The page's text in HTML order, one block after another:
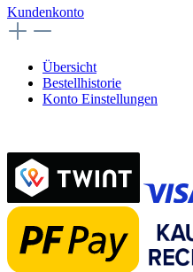
Kundenkonto
Übersicht
Bestellhistorie
Konto Einstellungen